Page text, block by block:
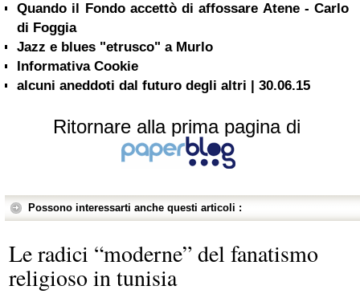
Quando il Fondo accettò di affossare Atene - Carlo
di Foggia
Jazz e blues "etrusco" a Murlo
Informativa Cookie
alcuni aneddoti dal futuro degli altri | 30.06.15
Ritornare alla prima pagina di
Possono interessarti anche questi articoli :
Le radici “moderne” del fanatismo
religioso in tunisia